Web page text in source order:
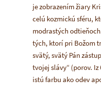
je zobrazením žiary
celú kozmickú sféru,
modrastých
tých, ktorí pri Božom
svätý, svätý Pán
tvojej slávy“ (porov.
istú farbu ako odev